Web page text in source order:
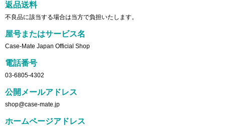
返品送料
不良品に該当する場合は当方で負担いたします。
屋号またはサービス名
Case-Mate Japan Official Shop
電話番号
03-6805-4302
公開メールアドレス
shop@case-mate.jp
ホームページアドレス